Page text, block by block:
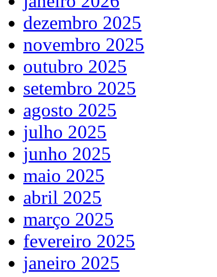
dezembro 2025
novembro 2025
outubro 2025
setembro 2025
agosto 2025
julho 2025
junho 2025
maio 2025
abril 2025
março 2025
fevereiro 2025
janeiro 2025